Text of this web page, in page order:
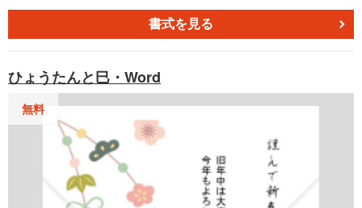
は心配をかける場合も。そろそろ年賀状のやりとりを終わ
りにしたいとき、この素材を年賀状はがきに印刷してお使
今年度で終わりにします、という意思表示をする役割があ
ります。このテンプレートには年齢を理由とした例文が入
っていますが、内容は自由に編集できます。
書式を見る
ひょうたんと巳・Word
無料